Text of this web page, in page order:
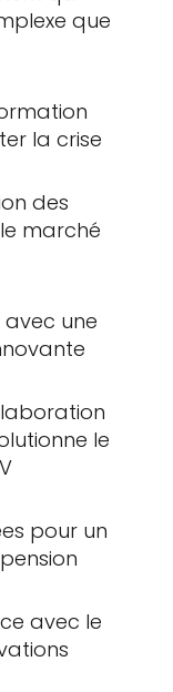
que
la crise
des
marché
une
le
pour un
avec le